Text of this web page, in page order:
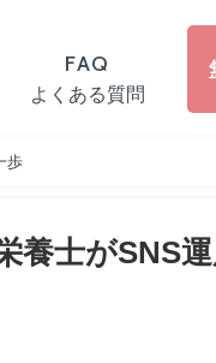
FAQ
よくある質問
歩
養士がSNS